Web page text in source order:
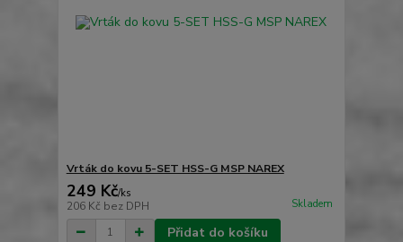
Vrták do kovu 5-SET HSS-G MSP NAREX
249 Kč/ks
206 Kč bez DPH Skladem
Přidat do košíku